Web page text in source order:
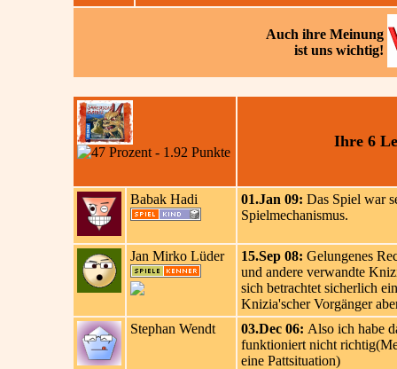
Auch ihre Meinung
ist uns wichtig!
Ihre 6
Babak Hadi 01.Jan 09: Das Spiel war
Spielmechanismus.
Jan Mirko Lüder 15.Sep 08: Gelungenes
und andere verwandte
sich betrachtet sicherlich
Knizia'scher Vorgänger
Stephan Wendt
03.Dec 06: Also ich habe
funktioniert nicht
eine Pattsituation)